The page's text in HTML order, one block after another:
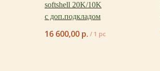
softshell 20K/10K
с доп.подкладом
16 600,00 р. / 1 pc